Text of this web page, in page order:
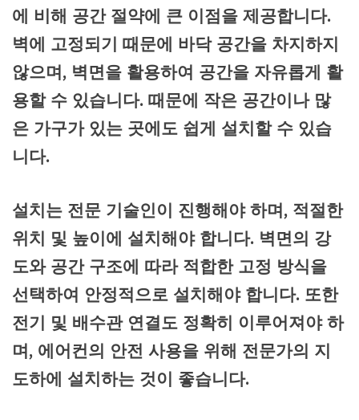
에 비해 공간 절약에 큰 이점을 제공합니다.
벽에 고정되기 때문에 바닥 공간을 차지하지
않으며, 벽면을 활용하여 공간을 자유롭게 활
용할 수 있습니다. 때문에 작은 공간이나 많
은 가구가 있는 곳에도 쉽게 설치할 수 있습
니다.
설치는 전문 기술인이 진행해야 하며, 적절한
위치 및 높이에 설치해야 합니다. 벽면의 강
도와 공간 구조에 따라 적합한 고정 방식을
선택하여 안정적으로 설치해야 합니다. 또한
전기 및 배수관 연결도 정확히 이루어져야 하
며, 에어컨의 안전 사용을 위해 전문가의 지
도하에 설치하는 것이 좋습니다.